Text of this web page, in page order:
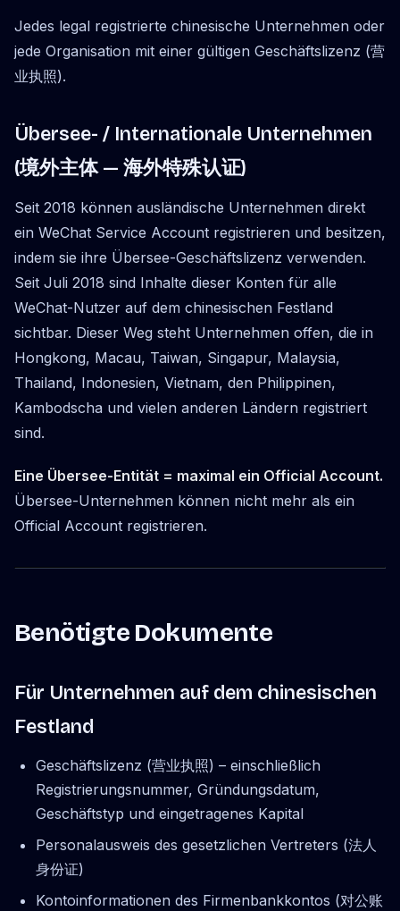
Jedes legal registrierte chinesische Unternehmen oder
jede Organisation mit einer gültigen Geschäftslizenz (营
业执照).
Übersee- / Internationale Unternehmen
(境外主体 — 海外特殊认证)
Seit 2018 können ausländische Unternehmen direkt
ein WeChat Service Account registrieren und besitzen,
indem sie ihre Übersee-Geschäftslizenz verwenden.
Seit Juli 2018 sind Inhalte dieser Konten für alle
WeChat-Nutzer auf dem chinesischen Festland
sichtbar. Dieser Weg steht Unternehmen offen, die in
Hongkong, Macau, Taiwan, Singapur, Malaysia,
Thailand, Indonesien, Vietnam, den Philippinen,
Kambodscha und vielen anderen Ländern registriert
sind.
Eine Übersee-Entität = maximal ein Official Account.
Übersee-Unternehmen können nicht mehr als ein
Official Account registrieren.
Benötigte Dokumente
Für Unternehmen auf dem chinesischen
Festland
Geschäftslizenz (营业执照) – einschließlich
Registrierungsnummer, Gründungsdatum,
Geschäftstyp und eingetragenes Kapital
Personalausweis des gesetzlichen Vertreters (法人
身份证)
Kontoinformationen des Firmenbankkontos (对公账